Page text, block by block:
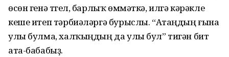
өсөн генә түгел, барлыҡ өммәткә, илгә кәрәкле
кеше итеп тәрбиәләргә бурыслы. “Атаңдың ғына
улы булма, халҡыңдың да улы бул” тигән бит
ата-бабабыҙ.